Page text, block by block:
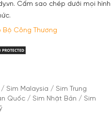
Cấm sao chép dưới mọi hình
/ Sim Malaysia / Sim Trung
Quốc / Sim Nhật Bản / Sim